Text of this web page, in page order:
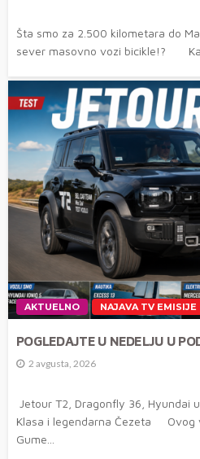
Šta smo za 2.500 kilometara do
sever masovno vozi bicikle!?
AKTUELNO NAJAVA TV EMISIJE
POGLEDAJTE U NEDELJU U
2 avgusta, 2026
Jetour T2, Dragonfly 36, Hyundai
Klasa i legendarna Čezeta Ovog
Gume...